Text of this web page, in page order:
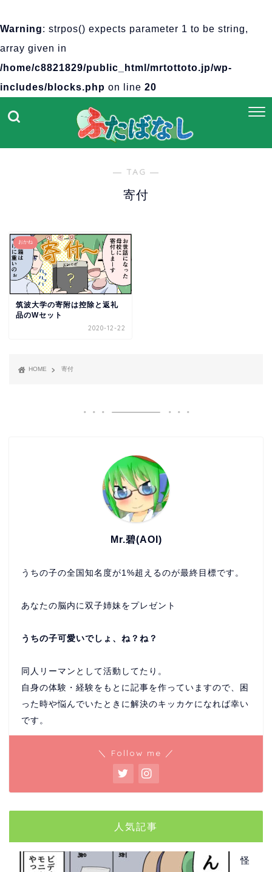
Warning: strpos() expects parameter 1 to be string,
array given in
/home/c8821829/public_html/mrtottoto.jp/wp-
includes/blocks.php on line 20
― TAG ―
寄付
おかね
筑波大学の寄附は控除と返礼
品のWセット
2020-12-22
HOME 寄付
Mr.碧(AOI)
うちの子の全国知名度が1%超えるのが最終目標です。
あなたの脳内に双子姉妹をプレゼント
うちの子可愛いでしょ、ね？ね？
同人リーマンとして活動してたり。
自身の体験・経験をもとに記事を作っていますので、困
った時や悩んでいたときに解決のキッカケになれば幸い
です。
＼ Follow me ／
人気記事
怪